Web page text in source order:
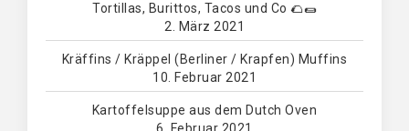
Tortillas, Burittos, Tacos und Co 🌮🌯
2. März 2021
Kräffins / Kräppel (Berliner / Krapfen) Muffins
10. Februar 2021
Kartoffelsuppe aus dem Dutch Oven